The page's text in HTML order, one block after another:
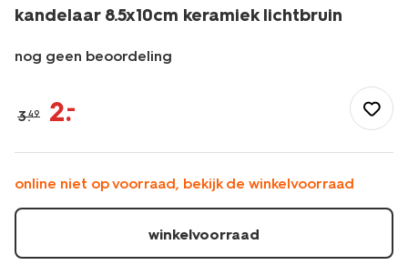
kandelaar 8.5x10cm keramiek lichtbruin
nog geen beoordeling
slapen/wonen/kandelaar/kandelaar-
8.5x10cm-
lichtbruin-
13325045.html
3.49 2.–
online niet op voorraad, bekijk de winkelvoorraad
winkelvoorraad